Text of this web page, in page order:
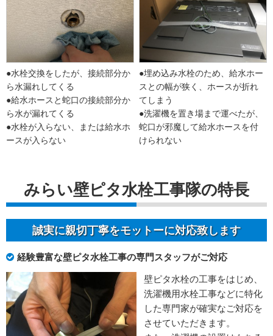
●水栓交換をしたが、接続部分か
ら水漏れしてくる
●給水ホースと蛇口の接続部分か
ら水が漏れてくる
●水栓が入らない、または給水ホ
ースが入らない
●埋め込み水栓のため、給水ホー
スとの幅が狭く、ホースが折れ
てしまう
●洗濯機を置き場まで運べたが、
蛇口が邪魔して給水ホースを付
けられない
みらい壁ピタ水栓工事隊の特長
誠実に親切丁寧をモットーに対応致します
経験豊富な壁ピタ水栓工事の専門スタッフがご対応
壁ピタ水栓の工事をはじめ、
洗濯機用水栓工事などに特化
した専門家が確実なご対応を
させていただきます。